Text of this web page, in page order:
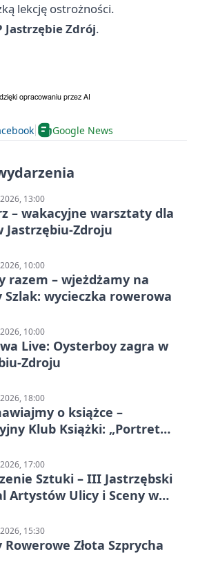
lekcję ostrożności.
Jastrzębie Zdrój.
Google News
13:00
– wakacyjne warsztaty dla
Jastrzębiu-Zdroju
10:00
razem – wjeżdżamy na
Szlak: wycieczka rowerowa
10:00
Live: Oysterboy zagra w
Zdroju
18:00
o książce –
Klub Książki: „Portret
17:00
Sztuki – III Jastrzębski
Artystów Ulicy i Sceny w
15:30
Rowerowe Złota Szprycha